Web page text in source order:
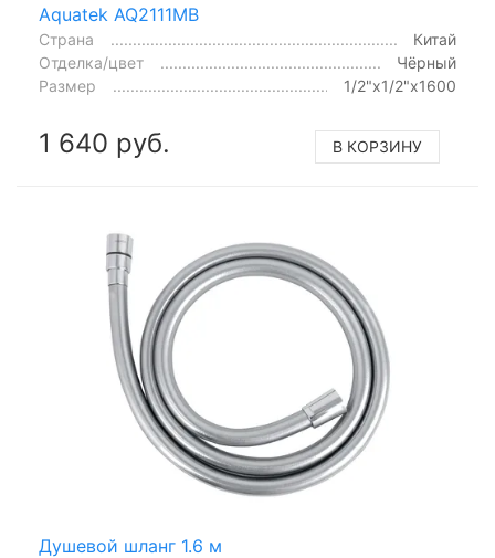
Aquatek AQ2111MB
Страна
Китай
Отделка/цвет
Чёрный
Размер
1/2"x1/2"x1600
1 640 руб. В КОРЗИНУ
Душевой шланг 1.6 м